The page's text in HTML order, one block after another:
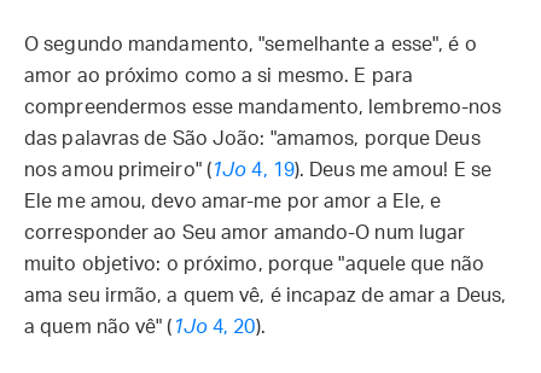
O segundo mandamento, "semelhante a esse", é o
amor ao próximo como a si mesmo. E para
compreendermos esse mandamento, lembremo-nos
das palavras de São João: "amamos, porque Deus
nos amou primeiro" (1Jo 4, 19). Deus me amou! E se
Ele me amou, devo amar-me por amor a Ele, e
corresponder ao Seu amor amando-O num lugar
muito objetivo: o próximo, porque "aquele que não
ama seu irmão, a quem vê, é incapaz de amar a Deus,
a quem não vê" ( 1Jo4, 20).